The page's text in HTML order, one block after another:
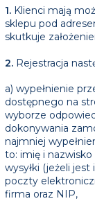
1. Klienci mają
sklepu pod
skutkuje
2. Rejestracja
a) wypełnienie
dostępnego na
wyborze
dokonywania
najmniej
to: imię i
wysyłki (jeżeli jest
poczty
firma oraz NIP,